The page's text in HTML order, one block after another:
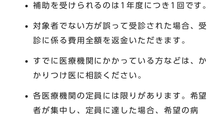
補助を受けられるのは1年度につき1回です。
対象者でない方が誤って受診された場合、受
診に係る費用全額を返金いただきます。
すでに医療機関にかかっている方などは、か
かりつけ医に相談ください。
各医療機関の定員には限りがあります。希望
者が集中し、定員に達した場合、希望の病